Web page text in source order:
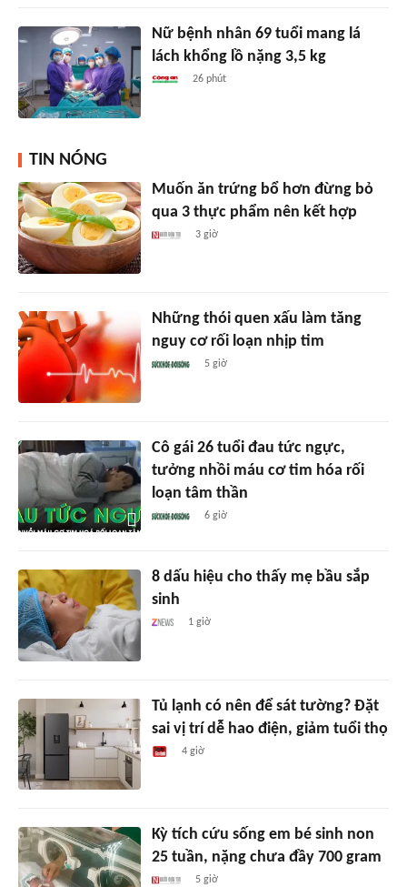
Nữ bệnh nhân 69 tuổi mang lá
lách khổng lồ nặng 3,5 kg
26 phút
TIN NÓNG
Muốn ăn trứng bổ hơn đừng bỏ
qua 3 thực phẩm nên kết hợp
3 giờ
Những thói quen xấu làm tăng
nguy cơ rối loạn nhịp tim
5 giờ
Cô gái 26 tuổi đau tức ngực,
tưởng nhồi máu cơ tim hóa rối
loạn tâm thần
6 giờ
8 dấu hiệu cho thấy mẹ bầu sắp
sinh
1 giờ
Tủ lạnh có nên để sát tường? Đặt
sai vị trí dễ hao điện, giảm tuổi thọ
4 giờ
Kỳ tích cứu sống em bé sinh non
25 tuần, nặng chưa đầy 700 gram
5 giờ